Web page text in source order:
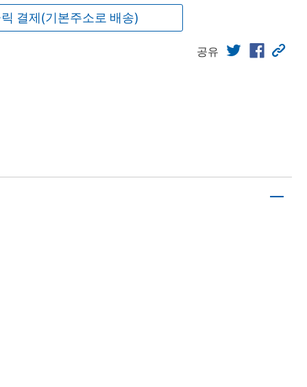
결제(기본주소로 배송)
공유